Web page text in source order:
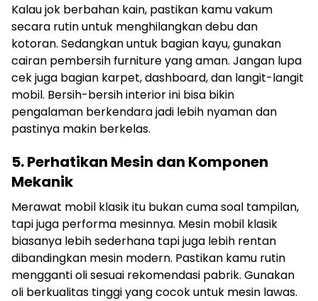
Kalau jok berbahan kain, pastikan kamu vakum
secara rutin untuk menghilangkan debu dan
kotoran. Sedangkan untuk bagian kayu, gunakan
cairan pembersih furniture yang aman. Jangan lupa
cek juga bagian karpet, dashboard, dan langit-langit
mobil. Bersih-bersih interior ini bisa bikin
pengalaman berkendara jadi lebih nyaman dan
pastinya makin berkelas.
5. Perhatikan Mesin dan Komponen
Mekanik
Merawat mobil klasik itu bukan cuma soal tampilan,
tapi juga performa mesinnya. Mesin mobil klasik
biasanya lebih sederhana tapi juga lebih rentan
dibandingkan mesin modern. Pastikan kamu rutin
mengganti oli sesuai rekomendasi pabrik. Gunakan
oli berkualitas tinggi yang cocok untuk mesin lawas.